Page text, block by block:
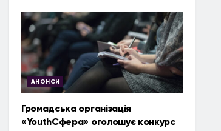
АНОНСИ
Громадська організація
«YouthСфера» оголошує конкурс